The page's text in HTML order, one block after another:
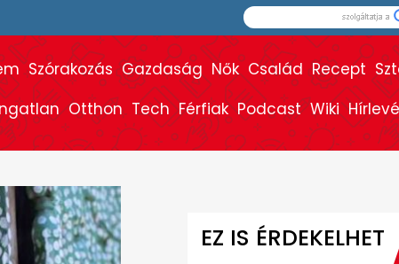
Szórakozás Gazdaság Nők Család Recept
Otthon Tech Férfiak Podcast Wiki
EZ IS ÉRDEKELHET